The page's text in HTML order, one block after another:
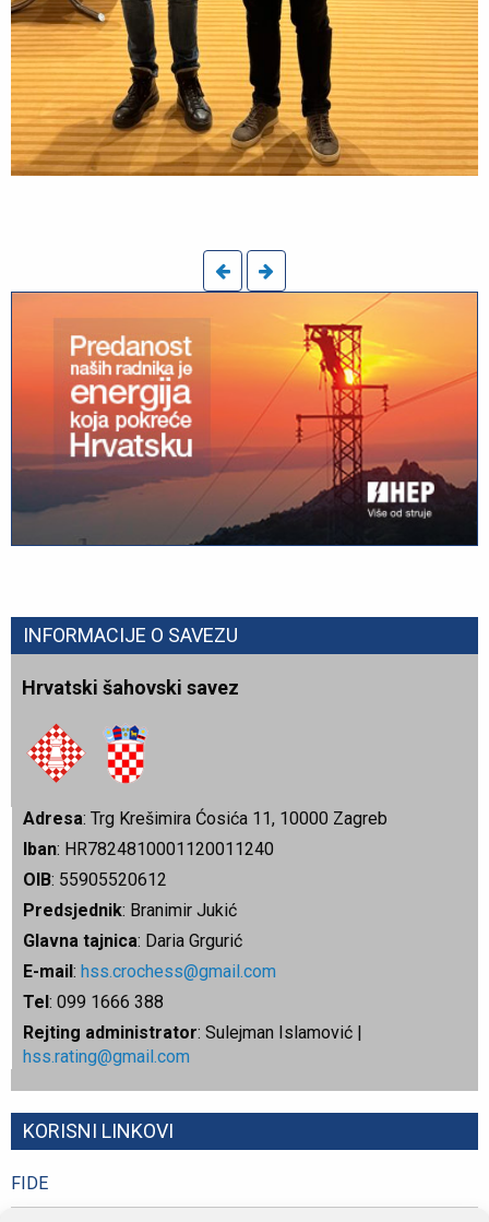
INFORMACIJE O SAVEZU
Hrvatski šahovski savez
Adresa: Trg Krešimira Ćosića 11, 10000 Zagreb
Iban: HR7824810001120011240
OIB: 55905520612
Predsjednik: Branimir Jukić
Glavna tajnica: Daria Grgurić
E-mail: hss.crochess@gmail.com
Tel: 099 1666 388
Rejting administrator: Sulejman Islamović |
hss.rating@gmail.com
KORISNI LINKOVI
FIDE